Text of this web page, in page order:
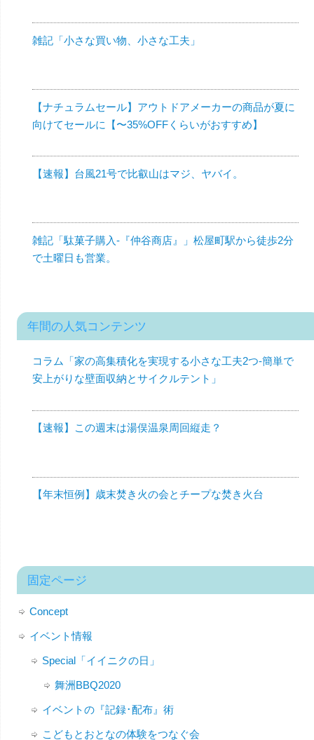
雑記「小さな買い物、小さな工夫」
【ナチュラムセール】アウトドアメーカーの商品が夏に
向けてセールに【〜35%OFFくらいがおすすめ】
【速報】台風21号で比叡山はマジ、ヤバイ。
雑記「駄菓子購入-『仲谷商店』」松屋町駅から徒歩2分
で土曜日も営業。
年間の人気コンテンツ
コラム「家の高集積化を実現する小さな工夫2つ-簡単で
安上がりな壁面収納とサイクルテント」
【速報】この週末は湯俣温泉周回縦走？
【年末恒例】歳末焚き火の会とチープな焚き火台
固定ページ
Concept
イベント情報
Special「イイニクの日」
舞洲BBQ2020
イベントの『記録･配布』術
こどもとおとなの体験をつなぐ会